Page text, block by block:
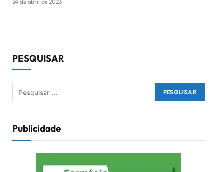
24 de abril de 2023
PESQUISAR
Publicidade